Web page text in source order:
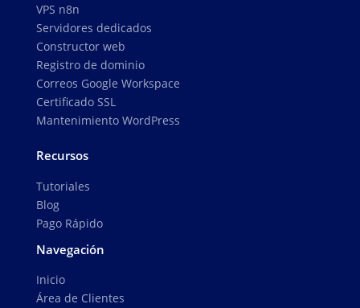
VPS n8n
Servidores dedicados
Constructor web
Registro de dominio
Correos Google Workspace
Certificado SSL
Mantenimiento WordPress
Recursos
Tutoriales
Blog
Pago Rápido
Navegación
Inicio
Área de Clientes